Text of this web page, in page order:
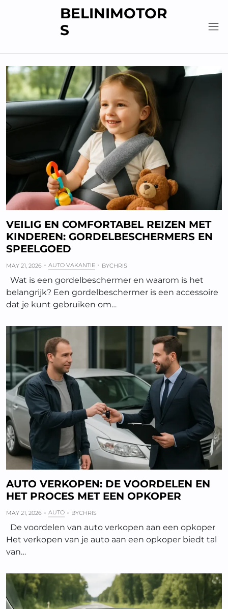
BELINIMOTOR
S
VEILIG EN COMFORTABEL REIZEN MET
KINDEREN: GORDELBESCHERMERS EN
SPEELGOED
MAY 21, 2026 AUTO VAKANTIE BYCHRIS
Wat is een gordelbeschermer en waarom is het
belangrijk? Een gordelbeschermer is een accessoire
dat je kunt gebruiken om…
AUTO VERKOPEN: DE VOORDELEN EN
HET PROCES MET EEN OPKOPER
MAY 21, 2026 AUTO BYCHRIS
De voordelen van auto verkopen aan een opkoper
Het verkopen van je auto aan een opkoper biedt tal
van…